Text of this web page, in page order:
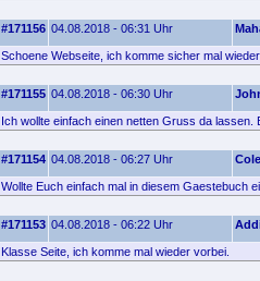
#171156 04.08.2018 - 06:31 Uhr
Schoene Webseite, ich komme sicher mal wieder
#171155 04.08.2018 - 06:30 Uhr
Ich wollte einfach einen netten Gruss da lassen.
#171154 04.08.2018 - 06:27 Uhr Cole
Wollte Euch einfach mal in diesem Gaestebuch
#171153 04.08.2018 - 06:22 Uhr
Klasse Seite, ich komme mal wieder vorbei.